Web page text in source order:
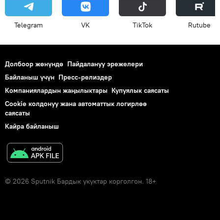
Telegram VK ТikТоk Rutube
Долбоор жөнүндө Пайдалануу эрежелери
Байланыш үчүн Пресс-релиздер
Компаниялардын жаңылыктары Купуялык саясаты
Cookie колдонуу жана автоматтык логирлөө
саясаты
Кайра байланыш
© 2026 Sputnik Бардык укуктар корголгон. 18+